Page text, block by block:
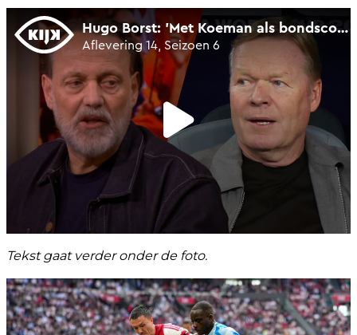
Tekst gaat verder onder de foto.